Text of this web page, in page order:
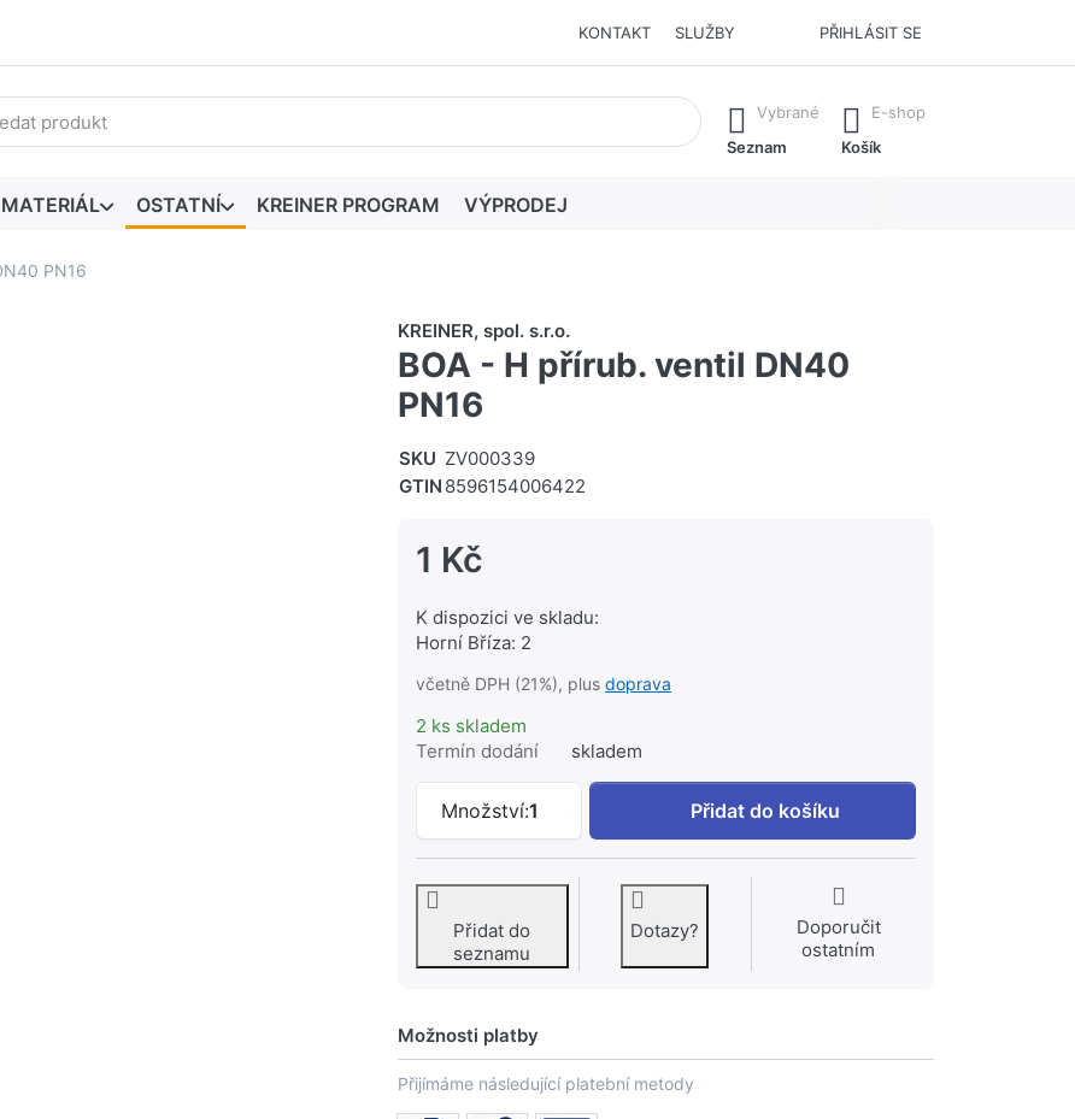
KONTAKT SLUŽBY PŘIHLÁSIT SE
výraz. První výsledky se zobrazí automaticky při zadávání. Stisknutím klávesy Enter vyvoláte všechny výsledky.
Vybrané
Seznam
E-shop
Košík
OSTATNÍ KREINER PROGRAM VÝPRODEJ
PN16
KREINER, spol. s.r.o.
BOA - H přírub. ventil DN40
PN16
SKU ZV000339
GTIN 8596154006422
1 Kč
K dispozici ve skladu:
Horní Bříza: 2
včetně DPH (21%), plus doprava
2 ks skladem
Termín dodání
skladem
Množství:1
BOA - H přírub. ventil DN40 PN16 k 1 Kč, množství 1.
Přidat do košíku
Přidat do
seznamu
Dotazy?
Doporučit
ostatním
Možnosti platby
Přijímáme následující platební metody